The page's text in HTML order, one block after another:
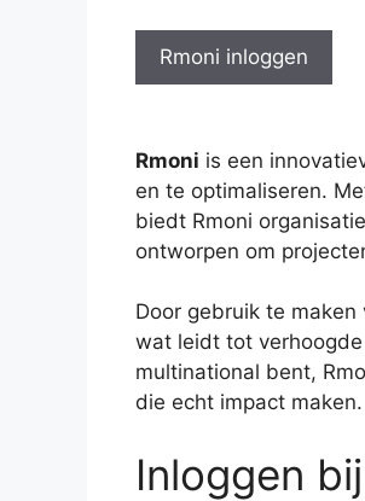
Rmoni inloggen
Rmoni is een
en te optimaliseren.
biedt Rmoni
ontworpen om
Door gebruik te
wat leidt tot
multinational bent,
die echt impact maken.
Inloggen